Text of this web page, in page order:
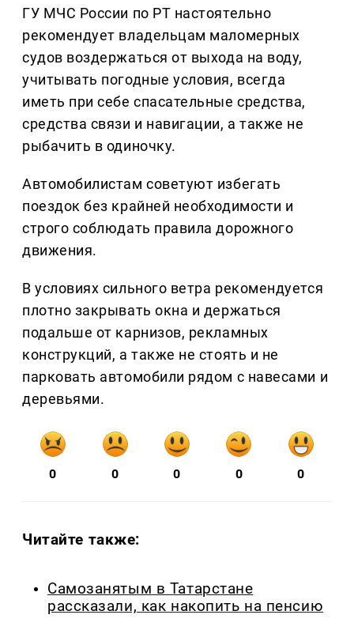
ГУ МЧС России по РТ настоятельно
рекомендует владельцам маломерных
судов воздержаться от выхода на воду,
учитывать погодные условия, всегда
иметь при себе спасательные средства,
средства связи и навигации, а также не
рыбачить в одиночку.
Автомобилистам советуют избегать
поездок без крайней необходимости и
строго соблюдать правила дорожного
движения.
В условиях сильного ветра рекомендуется
плотно закрывать окна и держаться
подальше от карнизов, рекламных
конструкций, а также не стоять и не
парковать автомобили рядом с навесами и
деревьями.
0 0 0 0 0
Читайте также:
Самозанятым в Татарстане
рассказали, как накопить на пенсию